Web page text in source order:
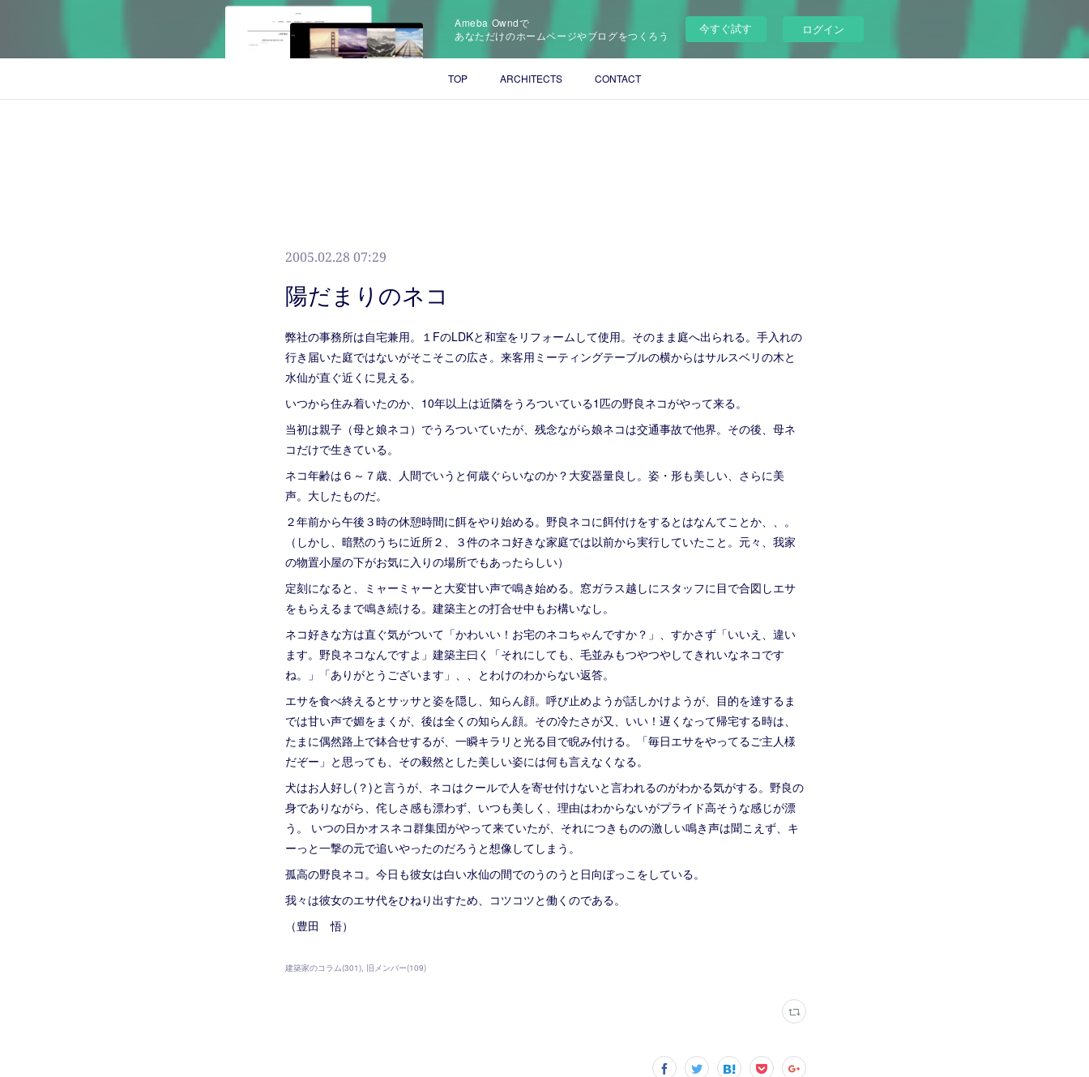
Ameba Owndで
あなただけのホームページやブログをつくろう
今すぐ試す ログイン
TOP ARCHITECTS CONTACT
2005.02.28 07:29
陽だまりのネコ
弊社の事務所は自宅兼用。１FのLDKと和室をリフォームして使用。そのまま庭へ出られる。手入れの
行き届いた庭ではないがそこそこの広さ。来客用ミーティングテーブルの横からはサルスベリの木と
水仙が直ぐ近くに見える。
いつから住み着いたのか、10年以上は近隣をうろついている1匹の野良ネコがやって来る。
当初は親子（母と娘ネコ）でうろついていたが、残念ながら娘ネコは交通事故で他界。その後、母ネ
コだけで生きている。
ネコ年齢は６～７歳、人間でいうと何歳ぐらいなのか？大変器量良し。姿・形も美しい、さらに美
声。大したものだ。
２年前から午後３時の休憩時間に餌をやり始める。野良ネコに餌付けをするとはなんてことか、、。
（しかし、暗黙のうちに近所２、３件のネコ好きな家庭では以前から実行していたこと。元々、我家
の物置小屋の下がお気に入りの場所でもあったらしい）
定刻になると、ミャーミャーと大変甘い声で鳴き始める。窓ガラス越しにスタッフに目で合図しエサ
をもらえるまで鳴き続ける。建築主との打合せ中もお構いなし。
ネコ好きな方は直ぐ気がついて「かわいい！お宅のネコちゃんですか？」、すかさず「いいえ、違い
ます。野良ネコなんですよ」建築主曰く「それにしても、毛並みもつやつやしてきれいなネコです
ね。」「ありがとうございます」、、とわけのわからない返答。
エサを食べ終えるとサッサと姿を隠し、知らん顔。呼び止めようが話しかけようが、目的を達するま
では甘い声で媚をまくが、後は全くの知らん顔。その冷たさが又、いい！遅くなって帰宅する時は、
たまに偶然路上で鉢合せするが、一瞬キラリと光る目で睨み付ける。「毎日エサをやってるご主人様
だぞー」と思っても、その毅然とした美しい姿には何も言えなくなる。
犬はお人好し(？)と言うが、ネコはクールで人を寄せ付けないと言われるのがわかる気がする。野良の
身でありながら、侘しさ感も漂わず、いつも美しく、理由はわからないがプライド高そうな感じが漂
う。 いつの日かオスネコ群集団がやって来ていたが、それにつきものの激しい鳴き声は聞こえず、キ
ーっと一撃の元で追いやったのだろうと想像してしまう。
孤高の野良ネコ。今日も彼女は白い水仙の間でのうのうと日向ぼっこをしている。
我々は彼女のエサ代をひねり出すため、コツコツと働くのである。
（豊田 悟）
建築家のコラム(301) 旧メンバー(109)